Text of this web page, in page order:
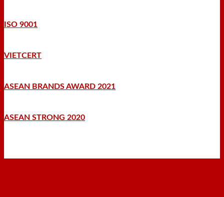
ISO 9001
VIETCERT
ASEAN BRANDS AWARD 2021
ASEAN STRONG 2020